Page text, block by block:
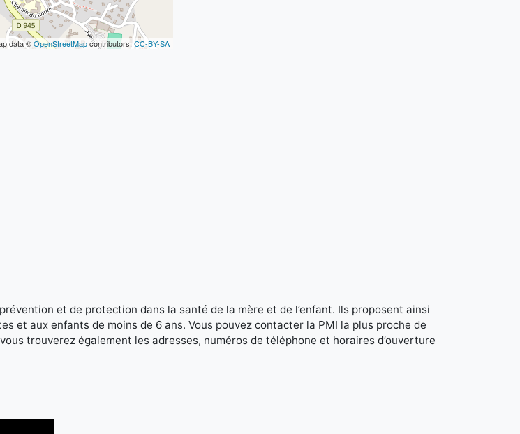
data ©OpenStreetMapcontributors, CC-BY-SA
et de protection dans la santé de la mère et de l’enfant. Ils proposent ainsi
et aux enfants de moins de 6 ans. Vous pouvez contacter la PMI la plus proche de
trouverez également les adresses, numéros de téléphone et horaires d’ouverture